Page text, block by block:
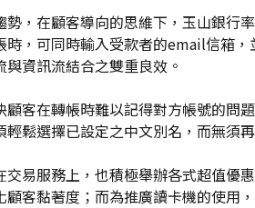
勢，在顧客導向的思維下，玉山銀行
時，可同時輸入受款者的email信箱
資訊流結合之雙重良效。
顧客在轉帳時難以記得對方帳號的
鬆選擇已設定之中文別名，而無須
交易服務上，也積極舉辦各式超值優
客黏著度；而為推廣讀卡機的使用